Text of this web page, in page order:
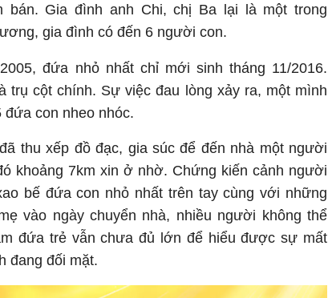
bán. Gia đình anh Chi, chị Ba lại là một trong
gia đình có đến 6 người con.
đứa nhỏ nhất chỉ mới sinh tháng 11/2016.
trụ cột chính. Sự việc đau lòng xảy ra, một mình
đứa con nheo nhóc.
thu xếp đồ đạc, gia súc để đến nhà một người
khoảng 7km xin ở nhờ. Chứng kiến cảnh người
bế đứa con nhỏ nhất trên tay cùng với những
vào ngày chuyển nhà, nhiều người không thể
đứa trẻ vẫn chưa đủ lớn để hiểu được sự mất
đang đối mặt.